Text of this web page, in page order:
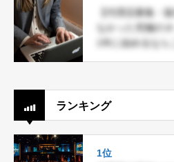
【代理店募集・
なかった究極の
1年に始めるなら
ランキング
1位